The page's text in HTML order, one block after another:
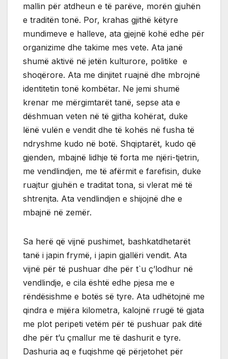
mallin për atdheun e të parëve, morën gjuhën
e traditën tonë. Por, krahas gjithë këtyre
mundimeve e halleve, ata gjejnë kohë edhe për
organizime dhe takime mes vete. Ata janë
shumë aktivë në jetën kulturore, politike e
shoqërore. Ata me dinjitet ruajnë dhe mbrojnë
identitetin tonë kombëtar. Ne jemi shumë
krenar me mërgimtarët tanë, sepse ata e
dëshmuan veten në të gjitha kohërat, duke
lënë vulën e vendit dhe të kohës në fusha të
ndryshme kudo në botë. Shqiptarët, kudo që
gjenden, mbajnë lidhje të forta me njëri-tjetrin,
me vendlindjen, me të afërmit e farefisin, duke
ruajtur gjuhën e traditat tona, si vlerat më të
shtrenjta. Ata vendlindjen e shijojnë dhe e
mbajnë në zemër.
Sa herë që vijnë pushimet, bashkatdhetarët
tanë i japin frymë, i japin gjallëri vendit. Ata
vijnë për të pushuar dhe për t`u ç’lodhur në
vendlindje, e cila është edhe pjesa me e
rëndësishme e botës së tyre. Ata udhëtojnë me
qindra e mijëra kilometra, kalojnë rrugë të gjata
me plot peripeti vetëm për të pushuar pak ditë
dhe për t’u çmallur me të dashurit e tyre.
Dashuria aq e fuqishme që përjetohet për